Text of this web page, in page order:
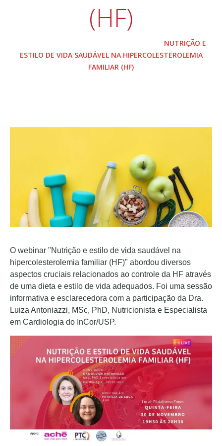
(HF)
NUTRIÇÃO E
ESTILO DE VIDA SAUDÁVEL NA HIPERCOLESTEROLEMIA
FAMILIAR (HF)
O webinar "Nutrição e estilo de vida saudável na
hipercolesterolemia familiar (HF)" abordou diversos
aspectos cruciais relacionados ao controle da HF através
de uma dieta e estilo de vida adequados. Foi uma sessão
informativa e esclarecedora com a participação da Dra.
Luiza Antoniazzi, MSc, PhD, Nutricionista e Especialista
em Cardiologia do InCor/USP.